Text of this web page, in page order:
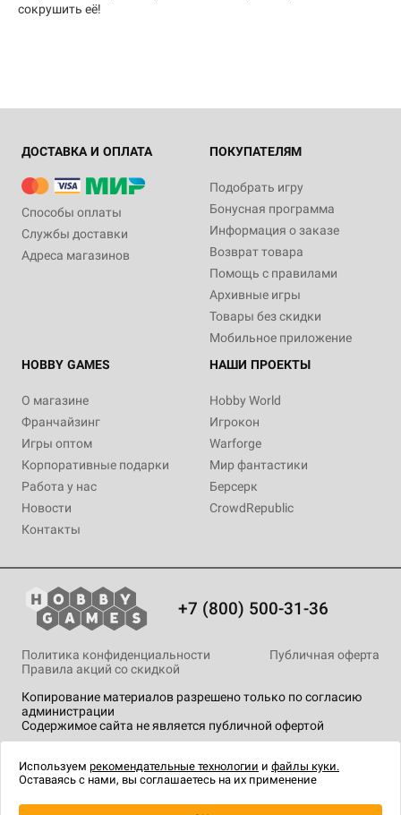
сокрушить её!
ДОСТАВКА И ОПЛАТА
Способы оплаты
Службы доставки
Адреса магазинов
ПОКУПАТЕЛЯМ
Подобрать игру
Бонусная программа
Информация о заказе
Возврат товара
Помощь с правилами
Архивные игры
Товары без скидки
Мобильное приложение
HOBBY GAMES
О магазине
Франчайзинг
Игры оптом
Корпоративные подарки
Работа у нас
Новости
Контакты
НАШИ ПРОЕКТЫ
Hobby World
Игрокон
Warforge
Мир фантастики
Берсерк
CrowdRepublic
+7 (800) 500-31-36
Копирование материалов разрешено только по согласию
администрации
Содержимое сайта не является публичной офертой
Политика конфиденциальности
Публичная оферта
Правила акций со скидкой
технологии .
Используем рекомендательные технологии и файлы куки.
Оставаясь с нами, вы соглашаетесь на их применение